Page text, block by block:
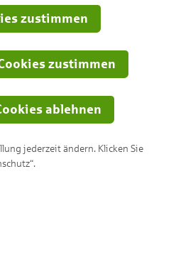
Aus diesem Grund nutzen wir
erfasst die Seitenaufrufe zu
zustimmen
zustimmen
ablehnen
jederzeit ändern. Klicken Sie